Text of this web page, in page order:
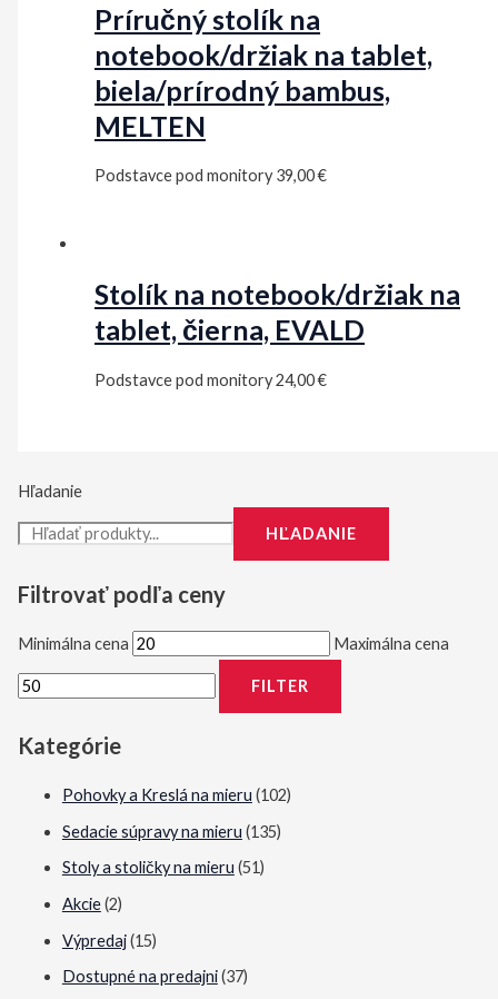
Hľadanie
HĽADANIE
Filtrovať podľa ceny
Minimálna cena Maximálna cena
FILTER
Kategórie
Pohovky a Kreslá na mieru (102)
Sedacie súpravy na mieru (135)
Stoly a stoličky na mieru (51)
Akcie(2)
Výpredaj(15)
Dostupné na predajni(37)
Príručný stolík na
notebook/držiak na tablet,
biela/prírodný bambus,
MELTEN
Podstavce pod monitory39,00€
Stolík na notebook/držiak na
tablet, čierna, EVALD
Podstavce pod monitory24,00€